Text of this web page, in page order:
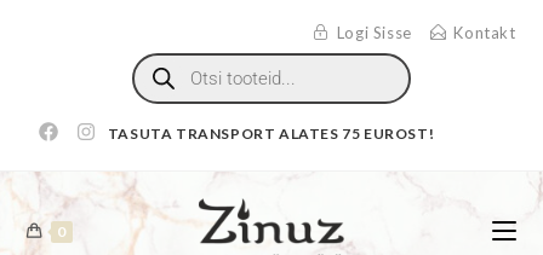
Logi Sisse Kontakt
TASUTA TRANSPORT ALATES 75 EUROST!
0